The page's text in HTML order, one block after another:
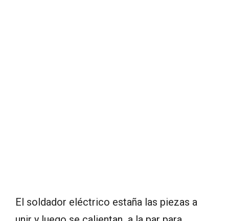
El soldador eléctrico estaña las piezas a